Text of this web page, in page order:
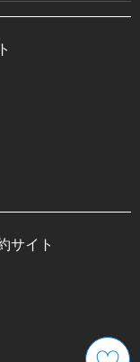
サイト